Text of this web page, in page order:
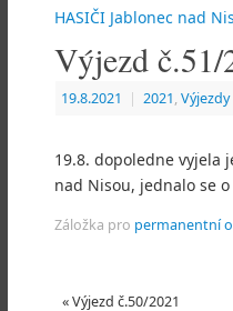
HASIČI Jablonec nad
Výjezd č.51/
19.8.2021 | 2021, Výjezdy
19.8. dopoledne vyjela
nad Nisou, jednalo se o
Záložka pro permanentní
«Výjezd č.50/2021